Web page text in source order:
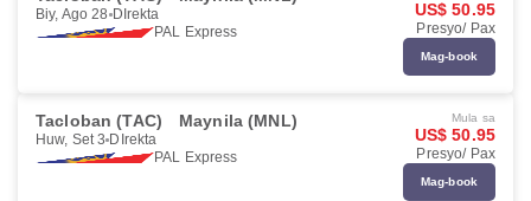
Biy, Ago 28 DIrekta
PAL Express
US$ 50.95
Presyo/ Pax
Mag-book
Tacloban (TAC) Maynila (MNL)
Huw, Set 3 DIrekta
PAL Express
Mula sa
US$ 50.95
Presyo/ Pax
Mag-book